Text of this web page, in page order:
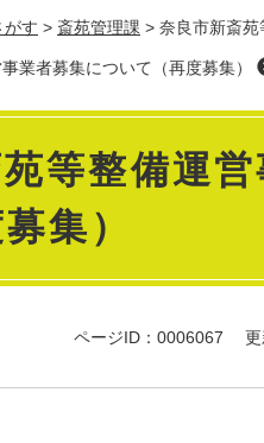
がす > 斎苑管理課 > 奈良市新斎苑
業者募集について（再度募集）
等整備運
集）
ページID：0006067